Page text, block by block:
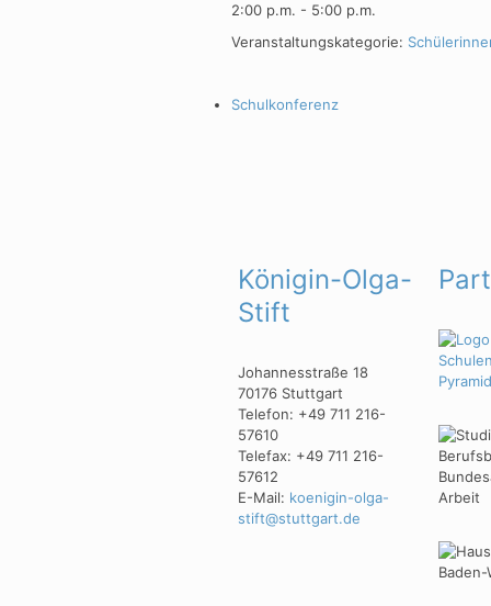
2:00 p.m. - 5:00 p.m.
Veranstaltungskategorie:
Schulkonferenz
Königin-Olga-
Stift
Johannesstraße 18
70176 Stuttgart
Telefon: +49 711 216-
57610
Telefax: +49 711 216-
57612
E-Mail: koenigin-olga-
stift@stuttgart.de